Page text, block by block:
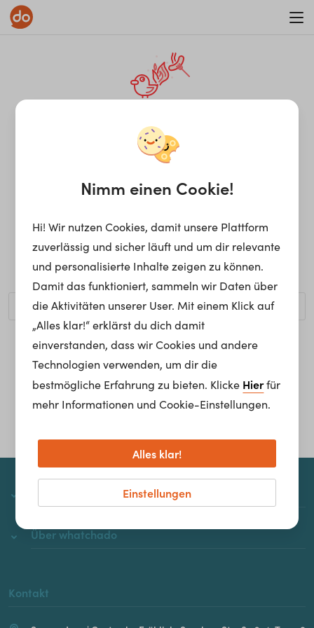
¡Ay, caramba! Seite nicht
gefunden.
Ups, die gewünschte Seite kann nicht gefunden werden.
Möchtest du nach einem bestimmten Begriff suchen?
Homepage
Über whatchado
Kontakt
Nimm einen Cookie!
Hi! Wir nutzen Cookies, damit unsere Plattform
zuverlässig und sicher läuft und um dir relevante
und personalisierte Inhalte zeigen zu können.
Damit das funktioniert, sammeln wir Daten über
die Aktivitäten unserer User. Mit einem Klick auf
„Alles klar!“ erklärst du dich damit
einverstanden, dass wir Cookies und andere
Technologien verwenden, um dir die
bestmögliche Erfahrung zu bieten. Klicke Hierfür
mehr Informationen und Cookie-Einstellungen.
Einstellungen
Alles klar!